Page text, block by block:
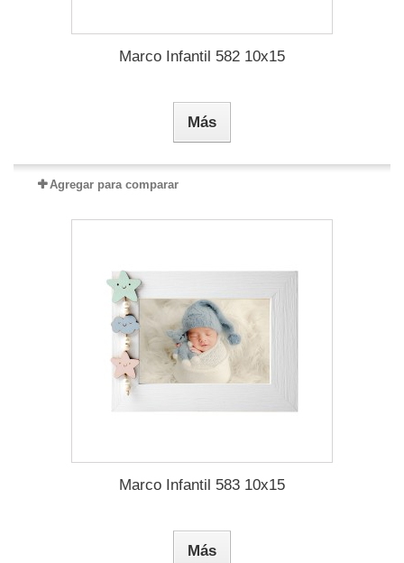
Marco Infantil 582 10x15
Más
Agregar para comparar
Marco Infantil 583 10x15
Más